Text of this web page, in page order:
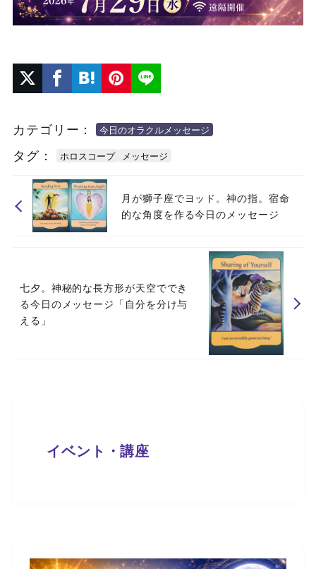
カテゴリー： 今日のオラクルメッセージ
タグ： ホロスコープ メッセージ
月が獅子座でヨッド。神の指。宿命
的な角度を作る今日のメッセージ
七夕。神秘的な長方形が天空ででき
る今日のメッセージ「自分を分け与
える」
イベント・講座